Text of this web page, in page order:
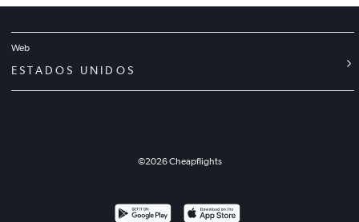
Web
ESTADOS UNIDOS
©2026Cheapflights